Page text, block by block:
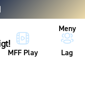
Meny
MFF Play Lag